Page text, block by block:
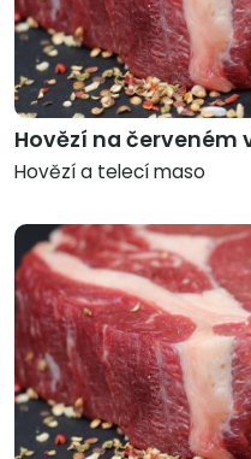
Hovězí na červeném
Hovězí a telecí maso